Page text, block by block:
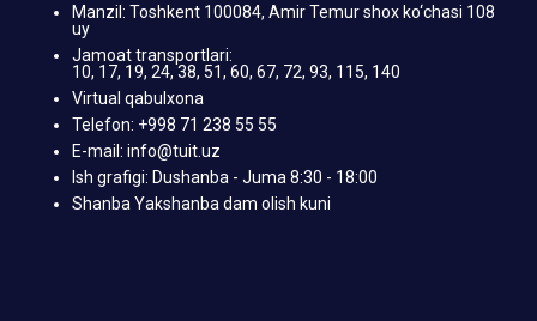
Manzil: Toshkent 100084, Amir Temur shox ko‘chasi 108
uy
Jamoat transportlari:
10, 17, 19, 24, 38, 51, 60, 67, 72, 93, 115, 140
Virtual qabulxona
Telefon: +998 71 238 55 55
E-mail: info@tuit.uz
Ish grafigi: Dushanba - Juma 8:30 - 18:00
Shanba Yakshanba dam olish kuni